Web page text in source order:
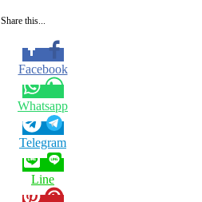
Share this...
Facebook
Whatsapp
Telegram
Line